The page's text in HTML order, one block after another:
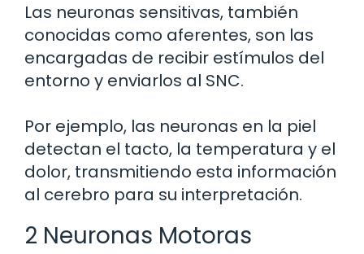
Las neuronas sensitivas, también
conocidas como aferentes, son las
encargadas de recibir estímulos del
entorno y enviarlos al SNC.
Por ejemplo, las neuronas en la piel
detectan el tacto, la temperatura y el
dolor, transmitiendo esta información
al cerebro para su interpretación.
2 Neuronas Motoras